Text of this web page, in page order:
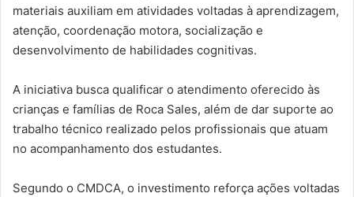
materiais auxiliam em atividades voltadas à aprendizagem,
atenção, coordenação motora, socialização e
desenvolvimento de habilidades cognitivas.
A iniciativa busca qualificar o atendimento oferecido às
crianças e famílias de Roca Sales, além de dar suporte ao
trabalho técnico realizado pelos profissionais que atuam
no acompanhamento dos estudantes.
Segundo o CMDCA, o investimento reforça ações voltadas